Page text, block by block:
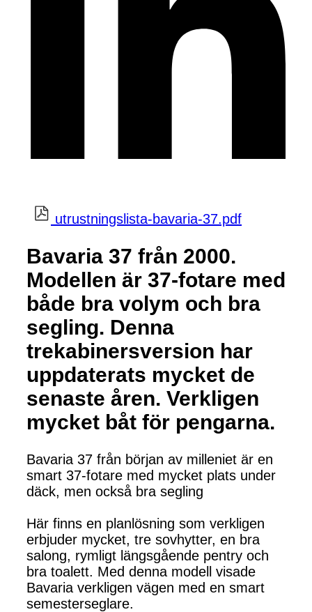
utrustningslista-bavaria-37.pdf
Bavaria 37 från 2000.
Modellen är 37-fotare med
både bra volym och bra
segling. Denna
trekabinersversion har
uppdaterats mycket de
senaste åren. Verkligen
mycket båt för pengarna.
Bavaria 37 från början av milleniet är en
smart 37-fotare med mycket plats under
däck, men också bra segling
Här finns en planlösning som verkligen
erbjuder mycket, tre sovhytter, en bra
salong, rymligt längsgående pentry och
bra toalett. Med denna modell visade
Bavaria verkligen vägen med en smart
semesterseglare.